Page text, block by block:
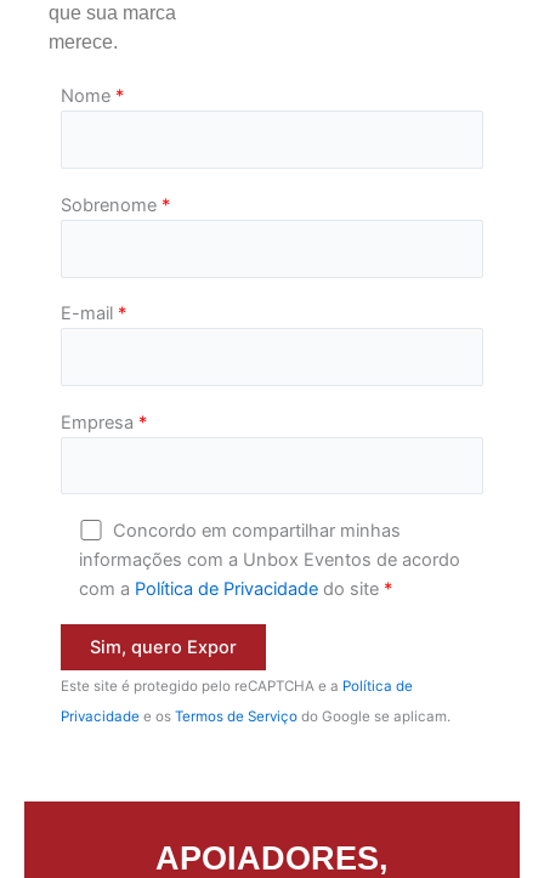
que sua marca
merece.
Nome *
Sobrenome *
E-mail *
Empresa *
Concordo em compartilhar minhas
informações com a Unbox Eventos de acordo
com a Política de Privacidadedo site *
Este site é protegido pelo reCAPTCHA e a Política de
Privacidade e osTermos de Serviço do Google se aplicam.
APOIADORES,